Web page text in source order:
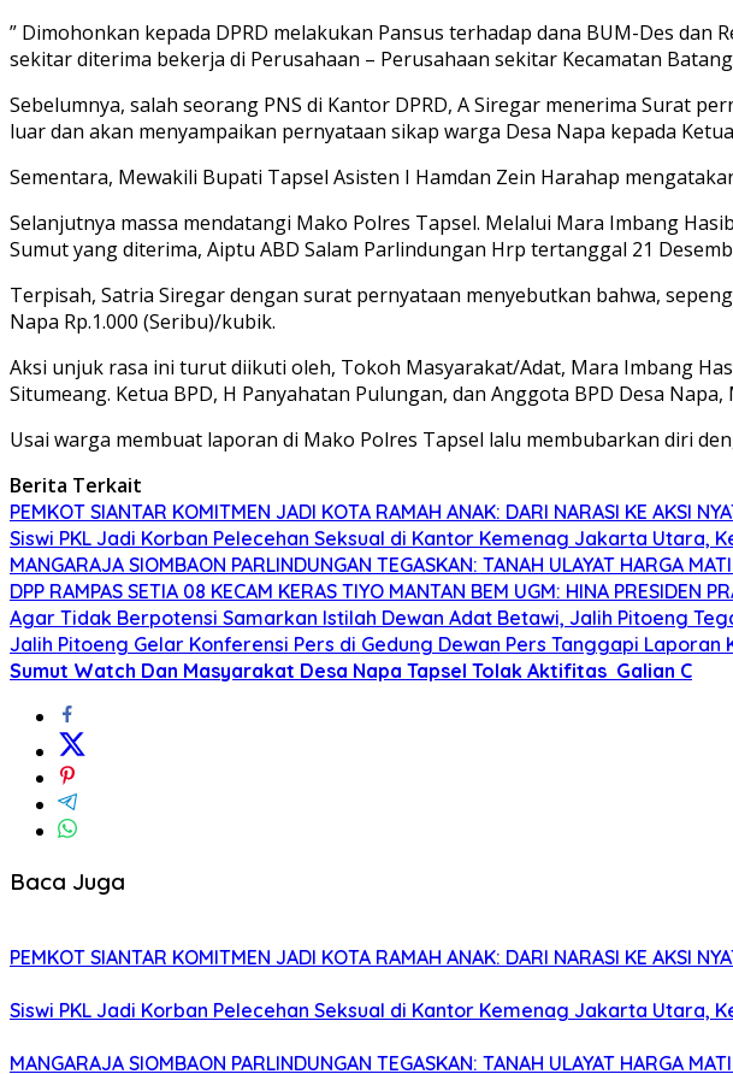
” Dimohonkan kepada DPRD melakukan Pansus terhadap dana BUM-Des
sekitar diterima bekerja di Perusahaan – Perusahaan sekitar Kecamatan
Sebelumnya, salah seorang PNS di Kantor DPRD, A Siregar menerima Surat
luar dan akan menyampaikan pernyataan sikap warga Desa Napa kepada
Sementara, Mewakili Bupati Tapsel Asisten I Hamdan Zein Harahap
Selanjutnya massa mendatangi Mako Polres Tapsel. Melalui Mara Imbang
Sumut yang diterima, Aiptu ABD Salam Parlindungan Hrp tertanggal 21
Terpisah, Satria Siregar dengan surat pernyataan menyebutkan bahwa,
Napa Rp.1.000 (Seribu)/kubik.
Aksi unjuk rasa ini turut diikuti oleh, Tokoh Masyarakat/Adat, Mara Imbang
Situmeang. Ketua BPD, H Panyahatan Pulungan, dan Anggota BPD Desa
Usai warga membuat laporan di Mako Polres Tapsel lalu membubarkan diri
Berita Terkait
PEMKOT SIANTAR KOMITMEN JADI KOTA RAMAH ANAK: DARI NARASI KE AKSI
Siswi PKL Jadi Korban Pelecehan Seksual di Kantor Kemenag Jakarta Utara,
MANGARAJA SIOMBAON PARLINDUNGAN TEGASKAN: TANAH ULAYAT HARGA
DPP RAMPAS SETIA 08 KECAM KERAS TIYO MANTAN BEM UGM: HINA PRESIDEN
Agar Tidak Berpotensi Samarkan Istilah Dewan Adat Betawi, Jalih Pitoeng
Jalih Pitoeng Gelar Konferensi Pers di Gedung Dewan Pers Tanggapi Laporan
Sumut Watch Dan Masyarakat Desa Napa Tapsel Tolak Aktifitas Galian C
Baca Juga
PEMKOT SIANTAR KOMITMEN JADI KOTA RAMAH ANAK: DARI NARASI KE AKSI
Siswi PKL Jadi Korban Pelecehan Seksual di Kantor Kemenag Jakarta Utara,
MANGARAJA SIOMBAON PARLINDUNGAN TEGASKAN: TANAH ULAYAT HARGA